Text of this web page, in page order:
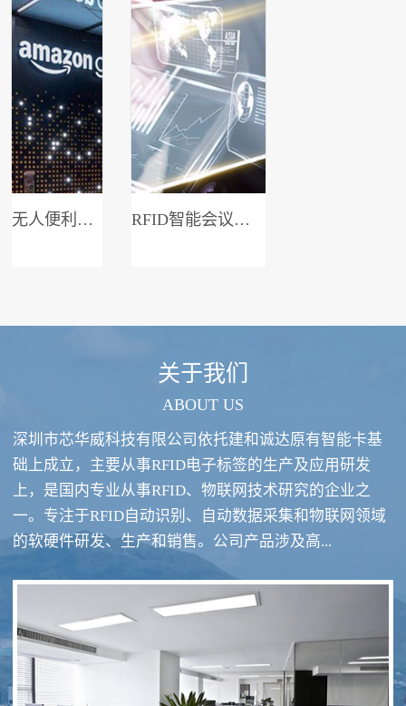
无人便利店系统 RFID智能会议签到系统
RFID酒类防伪系统方案 RFID智慧食堂系统
关于我们
ABOUT US
深圳市芯华威科技有限公司依托建和诚达原有智能卡基
础上成立，主要从事RFID电子标签的生产及应用研发
上，是国内专业从事RFID、物联网技术研究的企业之
一。专注于RFID自动识别、自动数据采集和物联网领域
的软硬件研发、生产和销售。公司产品涉及高...